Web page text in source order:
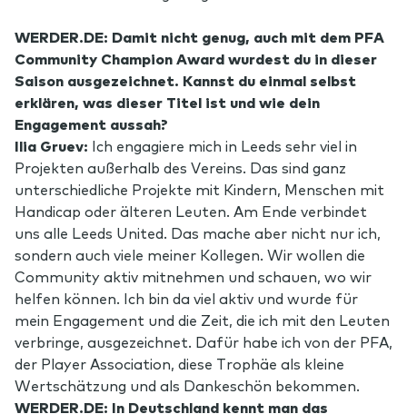
WERDER.DE: Damit nicht genug, auch mit dem PFA
Community Champion Award wurdest du in dieser
Saison ausgezeichnet. Kannst du einmal selbst
erklären, was dieser Titel ist und wie dein
Engagement aussah?
Ilia Gruev: Ich engagiere mich in Leeds sehr viel in
Projekten außerhalb des Vereins. Das sind ganz
unterschiedliche Projekte mit Kindern, Menschen mit
Handicap oder älteren Leuten. Am Ende verbindet
uns alle Leeds United. Das mache aber nicht nur ich,
sondern auch viele meiner Kollegen. Wir wollen die
Community aktiv mitnehmen und schauen, wo wir
helfen können. Ich bin da viel aktiv und wurde für
mein Engagement und die Zeit, die ich mit den Leuten
verbringe, ausgezeichnet. Dafür habe ich von der PFA,
der Player Association, diese Trophäe als kleine
Wertschätzung und als Dankeschön bekommen.
WERDER.DE: In Deutschland kennt man das